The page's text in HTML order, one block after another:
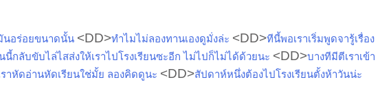
นอร่อยขนาดนั้น <DD>ทำไมไม่ลองทานเองดูมั่งล่ะ <DD>ทีนี้พอเราเริ่มพูดจารู้เรื่อง
กลับขับไล่ไสส่งให้เราไปโรงเรียนซะอีก ไม่ไปก็ไม่ได้ด้วยนะ <DD>บางทีมีตีเราเข้า
ราหัดอ่านหัดเรียนใช่มั้ย ลองคิดดูนะ <DD>สัปดาห์หนึ่งต้องไปโรงเรียนตั้งห้าวันน่ะ